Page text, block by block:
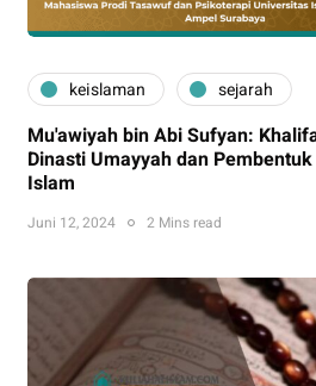
keislaman sejarah
Mu'awiyah bin Abi Sufyan:
Dinasti Umayyah dan
Islam
Juni 12, 2024 2 Mins read